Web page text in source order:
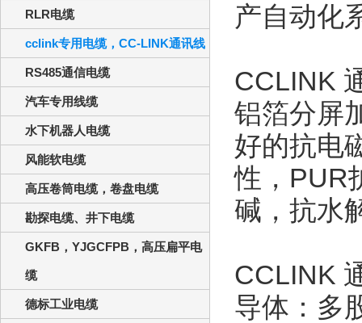
RLR电缆
cclink专用电缆，CC-LINK通讯线
RS485通信电缆
汽车专用线缆
水下机器人电缆
风能软电缆
高压卷筒电缆，卷盘电缆
勘探电缆、井下电缆
GKFB，YJGCFPB，高压扁平电
缆
德标工业电缆
产自动化
CCLINK
铝箔分屏
好的抗电
性， PUR
碱，抗水
CCLINK
导体：多